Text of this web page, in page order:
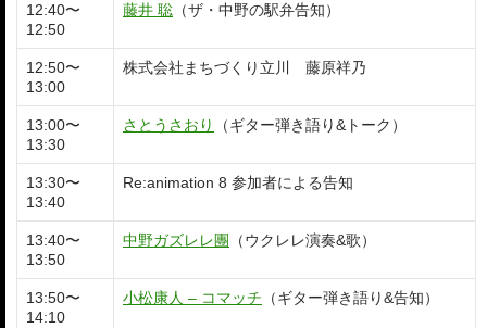
12:40〜
12:50
藤井 聡 （ザ・中野の駅弁告知）
12:50〜
13:00
株式会社まちづくり立川 藤原祥乃
13:00〜
13:30
さとうさおり （ギター弾き語り&トーク）
13:30〜
13:40
Re:animation 8 参加者による告知
13:40〜
13:50
中野ガズレレ團 （ウクレレ演奏&歌）
13:50〜
14:10
小松康人 – コマッチ （ギター弾き語り&告知）